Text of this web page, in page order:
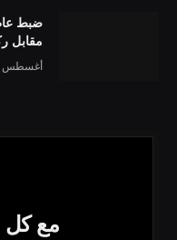
ضبط
مقابل
أغسطس 7, 2026
مع كل